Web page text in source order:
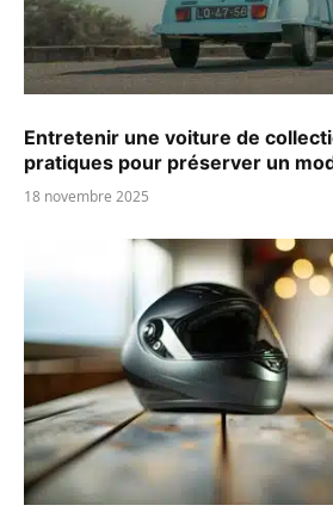
Entretenir une voiture de
pratiques pour préserver un
18 novembre 2025